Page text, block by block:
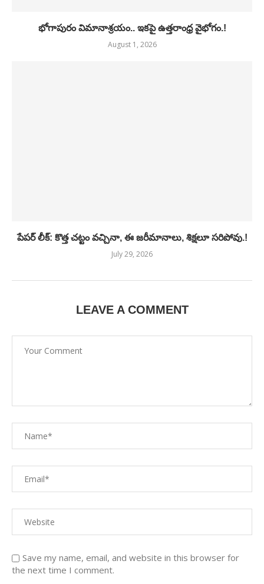
భోగాపురం విమానాశ్రయం.. ఇకపై ఉత్తరాంధ్ర వైభోగం.!
August 1, 2026
పేపర్ లీక్: కొత్త చట్టం వచ్చినా, ఈ జరీమానాలు, శిక్షలూ సరిపోవు.!
July 29, 2026
LEAVE A COMMENT
Save my name, email, and website in this browser for
the next time I comment.